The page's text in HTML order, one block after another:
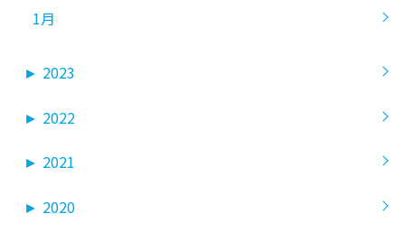
1月
► 2023
► 2022
► 2021
► 2020